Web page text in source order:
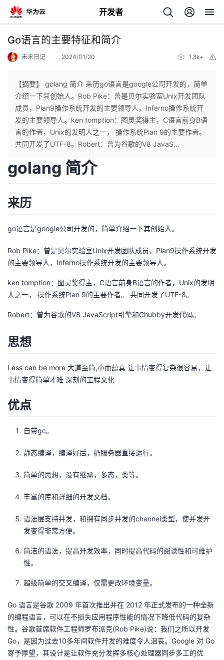
开发者
返
个
人
主
我
的
我
博
客
的
论
我
的
子
我
直
播
的
活
动
我
的
关
注
我
者
学
堂
我
程
认
证
的
实
验
我
的
收
支
持
我
的
术
支
持
我
云
声
建
议
Go语言的主要特征和简介
未来日记 2024/01/20 1.8k+
【摘要】 golang 简介 来历go语言是google公司开发的，简单
介绍一下其创始人。Rob Pike：曾是贝尔实验室Unix开发团队
成员，Plan9操作系统开发的主要领导人，Inferno操作系统开
发的主要领导人。ken tomption：图灵奖得主，C语言前身B语
言的作者，Unix的发明人之一， 操作系统Plan 9的主要作者。
共同开发了UTF-8。Robert：曾为谷歌的V8 JavaS...
golang 简介
来历
go语言是google公司开发的，简单介绍一下其创始人。
Rob Pike：曾是贝尔实验室Unix开发团队成员，Plan9操作系统开发
的主要领导人，Inferno操作系统开发的主要领导人。
ken tomption：图灵奖得主，C语言前身B语言的作者，Unix的发明
人之一， 操作系统Plan 9的主要作者。 共同开发了UTF-8。
Robert：曾为谷歌的V8 JavaScript引擎和Chubby开发代码。
思想
Less can be more 大道至简,小而蕴真 让事情变得复杂很容易，让
事情变得简单才难 深刻的工程文化
优点
自带gc。
静态编译，编译好后，扔服务器直接运行。
简单的思想，没有继承，多态，类等。
丰富的库和详细的开发文档。
语法层支持并发，和拥有同步并发的channel类型，使并发开
发变得非常方便。
简洁的语法，提高开发效率，同时提高代码的阅读性和可维护
性。
超级简单的交叉编译，仅需更改环境变量。
Go 语言是谷歌 2009 年首次推出并在 2012 年正式发布的一种全新
的编程语言，可以在不损失应用程序性能的情况下降低代码的复杂
性。谷歌首席软件工程师罗布派克(Rob Pike)说：我们之所以开发
Go，是因为过去10多年间软件开发的难度令人沮丧。Google 对 Go
寄予厚望，其设计是让软件充分发挥多核心处理器同步多工的优